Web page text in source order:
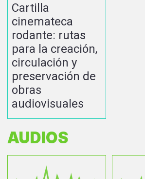
Cartilla
cinemateca
rodante: rutas
para la creación,
circulación y
preservación de
obras
audiovisuales
AUDIOS